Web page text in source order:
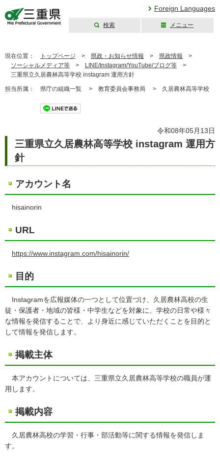
Foreign Languages
検索 メニュー
現在位置： トップページ > 県政・お知らせ情報 > 県政情報 >
ソーシャルメディア等 > LINE/Instagram/YouTube/ブログ等 >
三重県立久居農林高等学校 instagram 運用方針
担当所属： 県庁の組織一覧 > 教育委員会事務局 > 久居農林高等学校
令和08年05月13日
三重県立久居農林高等学校 instagram 運用方
針
アカウント名
hisainorin
URL
https://www.instagram.com/hisainorin/
目的
Instagramを広報媒体の一つとして位置づけ、久居農林高校の生
徒・保護者・地域の皆様・中学生などを対象に、学校の日常や様々
な情報を発信することで、より身近に感じていただくことを目的と
して情報を発信します。
掲載主体
本アカウントについては、三重県立久居農林高等学校の職員が運
用します。
掲載内容
久居農林高校の学習・行事・部活動等に関する情報を発信しま
す。